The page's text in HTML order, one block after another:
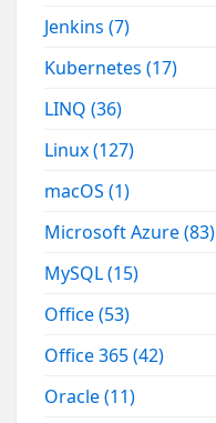
Jenkins(7)
Kubernetes(17)
LINQ(36)
Linux(127)
macOS(1)
Microsoft Azure(83)
MySQL(15)
Office(53)
Office 365(42)
Oracle(11)